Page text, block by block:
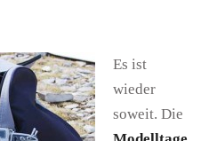
Es ist
wieder
soweit. Die